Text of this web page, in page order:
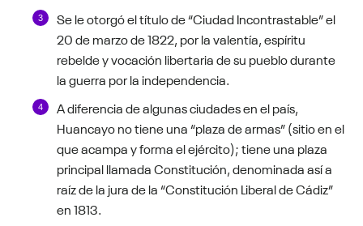
Se le otorgó el título de “Ciudad Incontrastable” el
20 de marzo de 1822, por la valentía, espíritu
rebelde y vocación libertaria de su pueblo durante
la guerra por la independencia.
A diferencia de algunas ciudades en el país,
Huancayo no tiene una “plaza de armas” (sitio en el
que acampa y forma el ejército); tiene una plaza
principal llamada Constitución, denominada así a
raíz de la jura de la “Constitución Liberal de Cádiz”
en 1813.